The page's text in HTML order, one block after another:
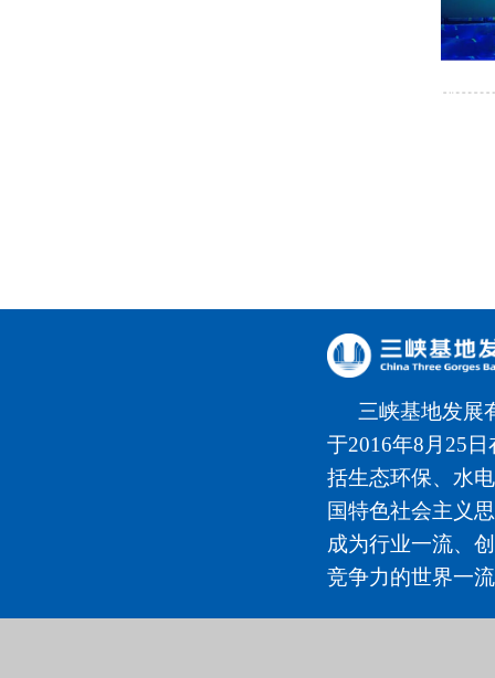
三峡基地发展
于2016年8月25
括生态环保、水
国特色社会主义
成为行业一流、
竞争力的世界一